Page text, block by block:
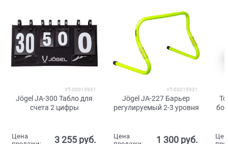
УТ-00015951
Jögel JA-300 Табло для
счета 2 цифры
Цена
3 255 руб.
УТ-00015931
Jögel JA-227 Барьер
регулируемый 2-3 уровня
Цена
1 300 руб.